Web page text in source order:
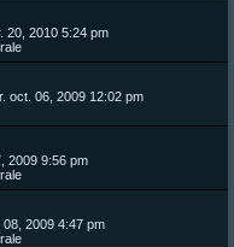
20, 2010 5:24 pm
oct. 06, 2009 12:02 pm
2009 9:56 pm
08, 2009 4:47 pm